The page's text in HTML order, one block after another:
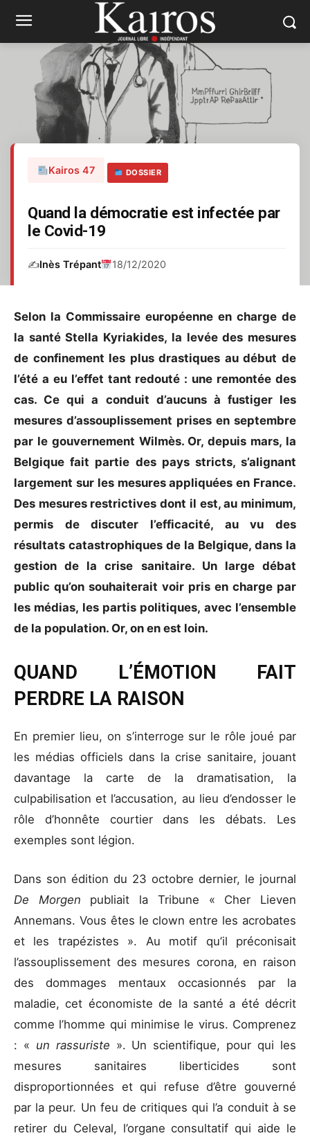
Kairos 47 DOSSIER
Quand la démocratie est infectée par
le Covid-19
✍️Inès Trépant 18/12/2020
Selon la Commissaire européenne en charge de
la santé Stella Kyriakides, la levée des mesures
de confinement les plus drastiques au début de
l’été a eu l’effet tant redouté : une remontée des
cas. Ce qui a conduit d’aucuns à fustiger les
mesures d’assouplissement prises en septembre
par le gouvernement Wilmès. Or, depuis mars, la
Belgique fait partie des pays stricts, s’alignant
largement sur les mesures appliquées en France.
Des mesures restrictives dont il est, au minimum,
permis de discuter l’efficacité, au vu des
résultats catastrophiques de la Belgique, dans la
gestion de la crise sanitaire. Un large débat
public qu’on souhaiterait voir pris en charge par
les médias, les partis politiques, avec l’ensemble
de la population. Or, on en est loin.
QUAND L’ÉMOTION FAIT
PERDRE LA RAISON
En premier lieu, on s’interroge sur le rôle joué par
les médias officiels dans la crise sanitaire, jouant
davantage la carte de la dramatisation, la
culpabilisation et l’accusation, au lieu d’endosser le
rôle d’honnête courtier dans les débats. Les
exemples sont légion.
Dans son édition du 23 octobre dernier, le journal
De Morgen publiait la Tribune « Cher Lieven
Annemans. Vous êtes le clown entre les acrobates
et les trapézistes ». Au motif qu’il préconisait
l’assouplissement des mesures corona, en raison
des dommages mentaux occasionnés par la
maladie, cet économiste de la santé a été décrit
comme l’homme qui minimise le virus. Comprenez
: « un rassuriste ». Un scientifique, pour qui les
mesures sanitaires liberticides sont
disproportionnées et qui refuse d’être gouverné
par la peur. Un feu de critiques qui l’a conduit à se
retirer du Celeval, l’organe consultatif qui aide le